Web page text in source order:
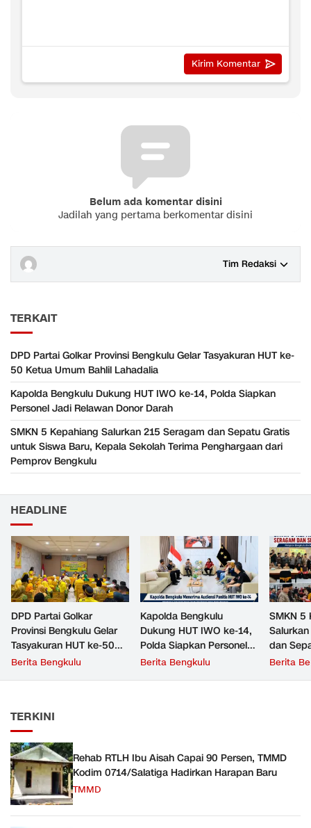
Belum ada komentar disini
Jadilah yang pertama berkomentar disini
Tim Redaksi
TERKAIT
‎DPD Partai Golkar Provinsi Bengkulu Gelar Tasyakuran HUT ke-
50 Ketua Umum Bahlil Lahadalia
Kapolda Bengkulu Dukung HUT IWO ke-14, Polda Siapkan
Personel Jadi Relawan Donor Darah
SMKN 5 Kepahiang Salurkan 215 Seragam dan Sepatu Gratis
untuk Siswa Baru, Kepala Sekolah Terima Penghargaan dari
Pemprov Bengkulu
HEADLINE
‎DPD Partai Golkar
Provinsi Bengkulu Gelar
Tasyakuran HUT ke-50
Ketua Umum Bahlil
Berita Bengkulu
Kapolda Bengkulu
Dukung HUT IWO ke-14,
Polda Siapkan Personel
Jadi Relawan Donor
Berita Bengkulu
SMKN 5
dan
Siswa
Berita
TERKINI
Rehab RTLH Ibu Aisah Capai 90 Persen, TMMD
Kodim 0714/Salatiga Hadirkan Harapan Baru
TMMD